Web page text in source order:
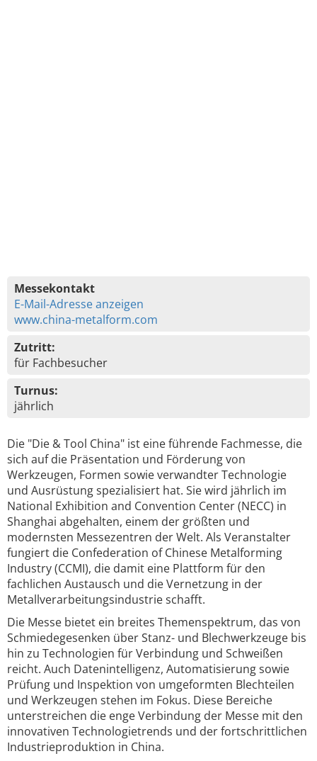
Messekontakt
E-Mail-Adresse anzeigen
www.china-metalform.com
Zutritt:
für Fachbesucher
Turnus:
jährlich
Die "Die & Tool China" ist eine führende Fachmesse, die
sich auf die Präsentation und Förderung von
Werkzeugen, Formen sowie verwandter Technologie
und Ausrüstung spezialisiert hat. Sie wird jährlich im
National Exhibition and Convention Center (NECC) in
Shanghai abgehalten, einem der größten und
modernsten Messezentren der Welt. Als Veranstalter
fungiert die Confederation of Chinese Metalforming
Industry (CCMI), die damit eine Plattform für den
fachlichen Austausch und die Vernetzung in der
Metallverarbeitungsindustrie schafft.
Die Messe bietet ein breites Themenspektrum, das von
Schmiedegesenken über Stanz- und Blechwerkzeuge bis
hin zu Technologien für Verbindung und Schweißen
reicht. Auch Datenintelligenz, Automatisierung sowie
Prüfung und Inspektion von umgeformten Blechteilen
und Werkzeugen stehen im Fokus. Diese Bereiche
unterstreichen die enge Verbindung der Messe mit den
innovativen Technologietrends und der fortschrittlichen
Industrieproduktion in China.